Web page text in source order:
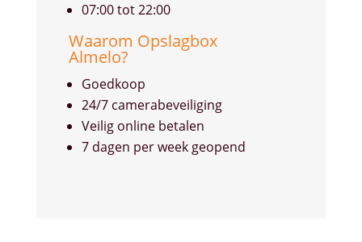
07:00 tot 22:00
Waarom Opslagbox
Almelo?
Goedkoop
24/7 camerabeveiliging
Veilig online betalen
7 dagen per week geopend